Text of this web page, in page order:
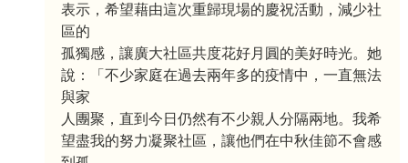
表示，希望藉由這次重歸現場的慶祝活動，減少社
區的
孤獨感，讓廣大社區共度花好月圓的美好時光。她
說：「不少家庭在過去兩年多的疫情中，一直無法
與家
人團聚，直到今日仍然有不少親人分隔兩地。我希
望盡我的努力凝聚社區，讓他們在中秋佳節不會感